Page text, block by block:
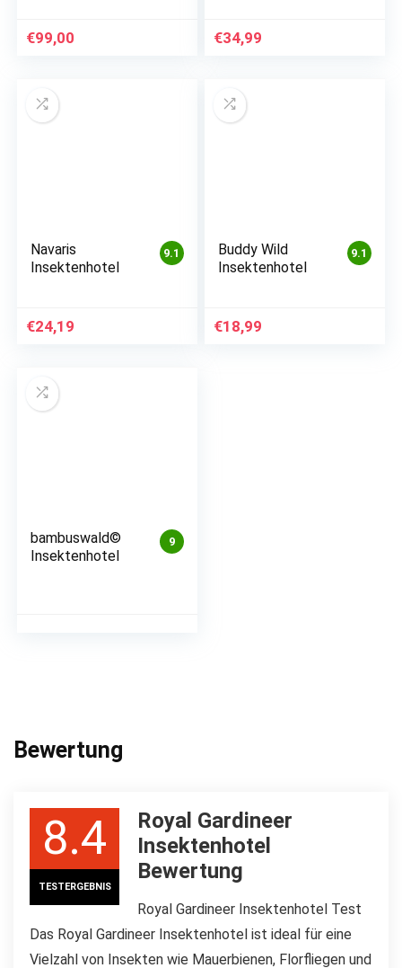
€99,00 €34,99
9.1
Navaris
Insektenhotel
€24,19
9.1
Buddy Wild
Insektenhotel
€18,99
9
bambuswald©
Insektenhotel
Bewertung
8.4
TESTERGEBNIS
Royal Gardineer
Insektenhotel
Bewertung
Royal Gardineer Insektenhotel Test
Das Royal Gardineer Insektenhotel ist ideal für eine
Vielzahl von Insekten wie Mauerbienen, Florfliegen und